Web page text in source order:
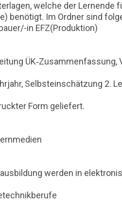
welche der Lernende
benötigt. Im Ordner sind
in EFZ(Produktion)
Selbsteinschätzung 2.
Form geliefert.
werden in